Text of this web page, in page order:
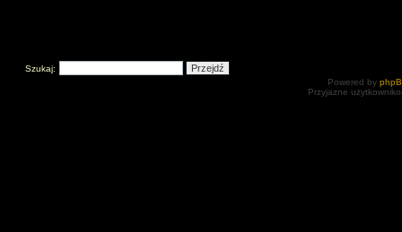
Szukaj:
Powered by
Przyjazne